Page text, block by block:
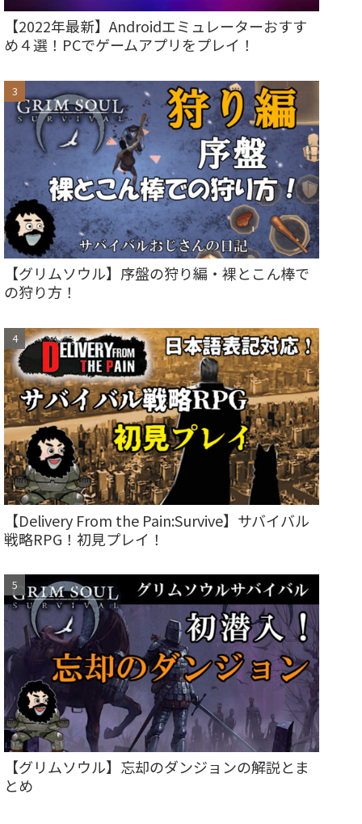
【2022年最新】Androidエミュレーターおすす
め４選！PCでゲームアプリをプレイ！
【グリムソウル】序盤の狩り編・裸とこん棒で
の狩り方！
【Delivery From the Pain:Survive】サバイバル
戦略RPG！初見プレイ！
【グリムソウル】忘却のダンジョンの解説とま
とめ